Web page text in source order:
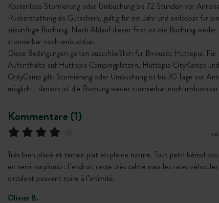
Kostenlose Stornierung oder Umbuchung bis 72 Stunden vor
Rückerstattung als Gutschein, gültig für ein Jahr und einlösbar für
zukünftige Buchung. Nach Ablauf dieser Frist ist die Buchung weder
stornierbar noch umbuchbar.
Diese Bedingungen gelten ausschließlich für Bivouacs Huttopia. Für
Aufenthalte auf Huttopia Campingplätzen, Huttopia CityKamps und
OnlyCamp gilt: Stornierung oder Umbuchung ist bis 30 Tage vor
möglich - danach ist die Buchung weder stornierbar noch
Kommentare (1)
Très bien placé et terrain plat en pleine nature. Tout petit bémol
en semi-surplomb : l’endroit reste très calme mais les rares
circulent peuvent nuire à l’intimité.
Olivier B.